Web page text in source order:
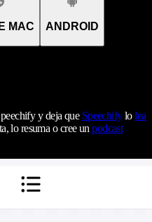
MAC ANDROID
y deja que Speechifylolea
lo resuma o cree unpodcast